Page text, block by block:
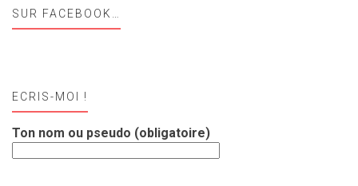
SUR FACEBOOK…
ECRIS-MOI !
Ton nom ou pseudo (obligatoire)